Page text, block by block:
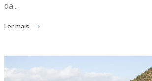
da...
Ler mais